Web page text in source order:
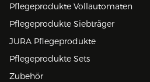
Pflegeprodukte Vollautomaten
Pflegeprodukte Siebträger
JURA Pflegeprodukte
Pflegeprodukte Sets
Zubehör